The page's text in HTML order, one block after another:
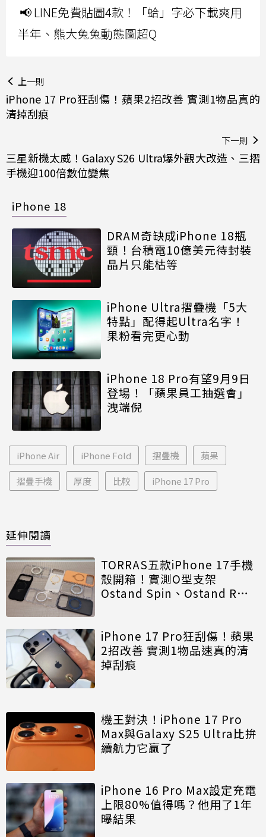
📢 LINE免費貼圖4款！「蛤」字必下載爽用
半年、熊大兔兔動態圖超Q
上一則
iPhone 17 Pro狂刮傷！蘋果2招改善 實測1物品真的
清掉刮痕
下一則
三星新機太威！Galaxy S26 Ultra爆外觀大改造、三摺
手機迎100倍數位變焦
iPhone 18
DRAM奇缺成iPhone 18瓶
頸！台積電10億美元待封裝
晶片只能枯等
iPhone Ultra摺疊機「5大
特點」配得起Ultra名字！
果粉看完更心動
iPhone 18 Pro有望9月9日
登場！「蘋果員工抽選會」
洩端倪
iPhone Air iPhone Fold 摺疊機 蘋果
摺疊手機 厚度 比較 iPhone 17 Pro
延伸閱讀
TORRAS五款iPhone 17手機
殼開箱！實測O型支架
Ostand Spin、Ostand R值
iPhone 17 Pro狂刮傷！蘋果
2招改善 實測1物品速真的清
掉刮痕
機王對決！iPhone 17 Pro
Max與Galaxy S25 Ultra比拚
續航力它贏了
iPhone 16 Pro Max設定充電
上限80%值得嗎？他用了1年
曝結果